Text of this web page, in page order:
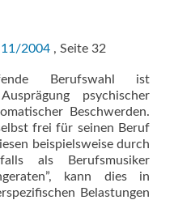
11/2004 , Seite 32
Berufswahl ist
psychischer
Beschwerden.
frei für seinen Beruf
beispielsweise durch
als Berufsmusiker
kann dies in
Belastungen